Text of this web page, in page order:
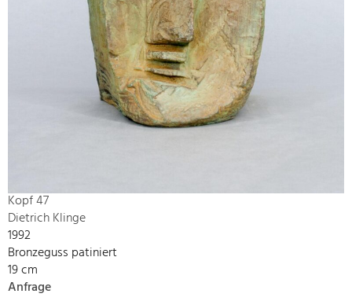
Kopf 47
Dietrich Klinge
1992
Bronzeguss patiniert
19 cm
Anfrage